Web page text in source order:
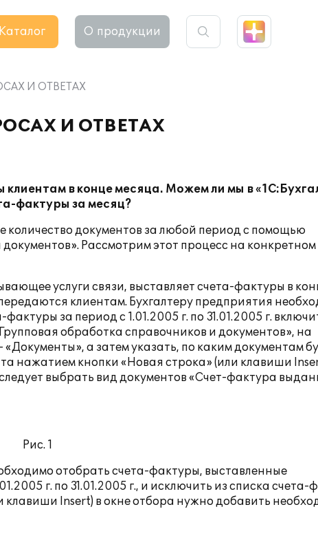
Каталог О продукции
И ОТВЕТАХ
И ОТВЕТАХ
в конце месяца. Можем ли мы в
фактуры за месяц?
количество документов за любой период с помощью
Рассмотрим этот процесс на конкретном
услуги связи, выставляет счета-фактуры в
клиентам. Бухгалтеру предприятия
за период с 1.01.2005 г. по 31.01.2005 г.
обработка справочников и документов», на
а затем указать, по каким документам
нажатием кнопки «Новая строка» (или клавиши
выбрать вид документов «Счет-фактура
Рис. 1
отобрать счета-фактуры, выставленные
г. по 31.01.2005 г., и исключить из списка счета-
Insert) в окне отбора нужно добавить